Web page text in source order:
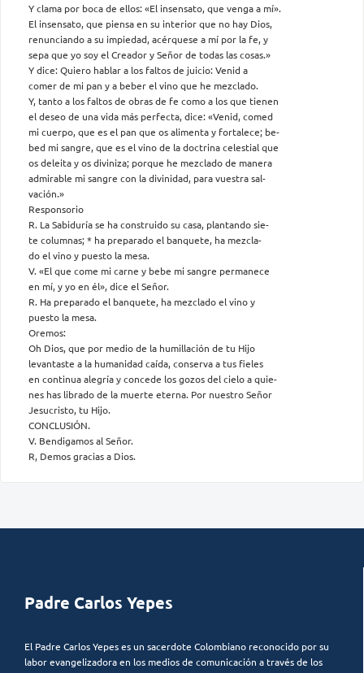
Y clama por boca de ellos: «El insensato, que venga a mí».
El insensato, que piensa en su interior que no hay Dios,
renunciando a su impiedad, acérquese a mí por la fe, y
sepa que yo soy el Creador y Señor de todas las cosas.»
Y dice: Quiero hablar a los faltos de juicio: Venid a
comer de mi pan y a beber el vino que he mezclado.
Y, tanto a los faltos de obras de fe como a los que tienen
el deseo de una vida más perfecta, dice: «Venid, comed
mi cuerpo, que es el pan que os alimenta y fortalece; be-
bed mi sangre, que es el vino de la doctrina celestial que
os deleita y os diviniza; porque he mezclado de manera
admirable mi sangre con la divinidad, para vuestra sal-
vación.»
Responsorio
R. La Sabiduría se ha construido su casa, plantando sie-
te columnas; * ha preparado el banquete, ha mezcla-
do el vino y puesto la mesa.
V. «El que come mi carne y bebe mi sangre permanece
en mí, y yo en él», dice el Señor.
R. Ha preparado el banquete, ha mezclado el vino y
puesto la mesa.
Oremos:
Oh Dios, que por medio de la humillación de tu Hijo
levantaste a la humanidad caída, conserva a tus fieles
en continua alegría y concede los gozos del cielo a quie-
nes has librado de la muerte eterna. Por nuestro Señor
Jesucristo, tu Hijo.
CONCLUSIÓN.
V. Bendigamos al Señor.
R, Demos gracias a Dios.
Padre Carlos Yepes
El Padre Carlos Yepes es un sacerdote Colombiano reconocido por su
labor evangelizadora en los medios de comunicación a través de los